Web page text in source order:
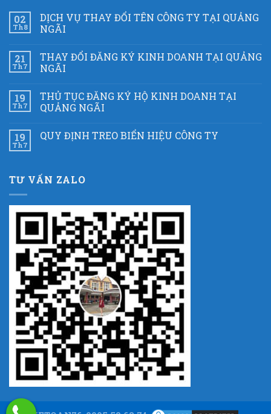
02
Th8
DỊCH VỤ THAY ĐỔI TÊN CÔNG TY TẠI QUẢNG
NGÃI
21
Th7
THAY ĐỔI ĐĂNG KÝ KINH DOANH TẠI QUẢNG
NGÃI
19
Th7
THỦ TỤC ĐĂNG KÝ HỘ KINH DOANH TẠI
QUẢNG NGÃI
19
Th7
QUY ĐỊNH TREO BIỂN HIỆU CÔNG TY
TƯ VẤN ZALO